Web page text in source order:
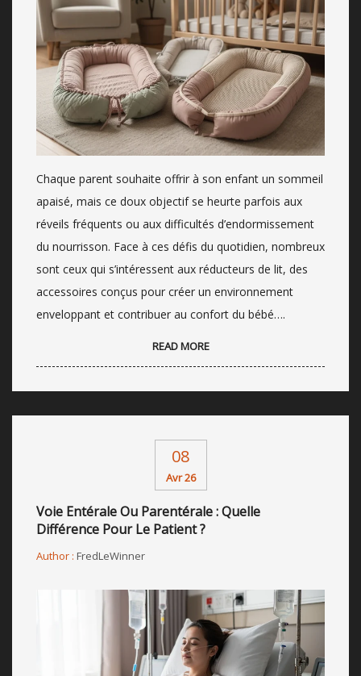
Chaque parent souhaite offrir à son enfant un sommeil
apaisé, mais ce doux objectif se heurte parfois aux
réveils fréquents ou aux difficultés d’endormissement
du nourrisson. Face à ces défis du quotidien, nombreux
sont ceux qui s’intéressent aux réducteurs de lit, des
accessoires conçus pour créer un environnement
enveloppant et contribuer au confort du bébé….
READ MORE
08
Avr 26
Voie Entérale Ou Parentérale : Quelle
Différence Pour Le Patient ?
Author : FredLeWinner